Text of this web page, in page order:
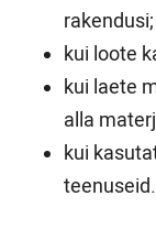
rakendusi;
kui loote
kui laete
alla
kui
teenuseid.